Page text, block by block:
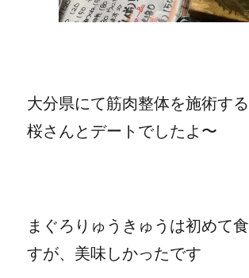
大分県にて筋肉整体を施術する
桜さんとデートでしたよ〜
まぐろりゅうきゅうは初めて
すが、美味しかったです